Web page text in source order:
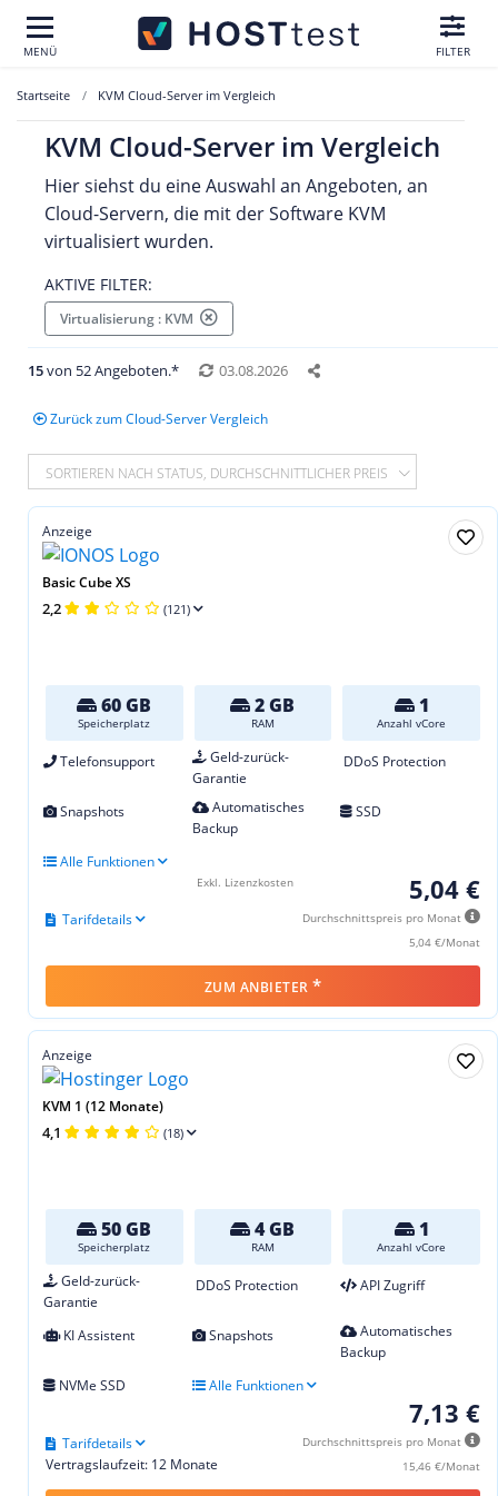
MENÜ FILTER
Startseite KVM Cloud-Server im Vergleich
KVM Cloud-Server im Vergleich
Hier siehst du eine Auswahl an Angeboten, an
Cloud-Servern, die mit der Software KVM
virtualisiert wurden.
AKTIVE FILTER:
Virtualisierung : KVM
15von 52 Angeboten.* 03.08.2026
Zurück zum Cloud-Server Vergleich
SORTIEREN NACH STATUS, DURCHSCHNITTLICHER PREIS
Anzeige
Basic Cube XS
2,2 (121)
60 GB
Speicherplatz
2 GB
RAM
1
Anzahl vCore
Telefonsupport
Geld-zurück-
Garantie
DDoS Protection
Snapshots
Automatisches
Backup
SSD
Alle Funktionen
5,04 €
Durchschnittspreis pro Monat
5,04 €/Monat
Tarifdetails
Exkl. Lizenzkosten
ZUM ANBIETER *
Anzeige
KVM 1 (12 Monate)
4,1 (18)
50 GB
Speicherplatz
4 GB
RAM
1
Anzahl vCore
Geld-zurück-
Garantie
DDoS Protection API Zugriff
KI Assistent Snapshots
Automatisches
Backup
NVMe SSD
Alle Funktionen
7,13 €
Durchschnittspreis pro Monat
15,46 €/Monat
Vertragslaufzeit: 12 Monate
Tarifdetails